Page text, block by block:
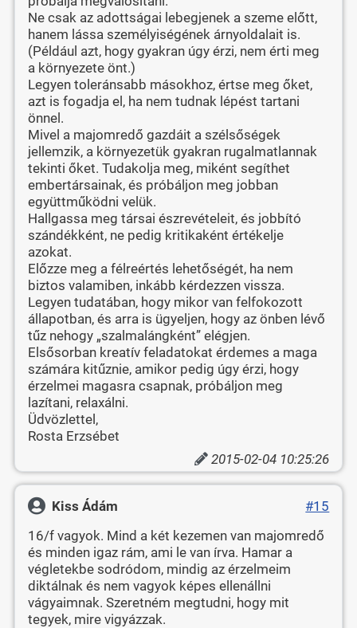
Ne csak az adottságai lebegjenek a szeme előtt,
hanem lássa személyiségének árnyoldalait is.
(Például azt, hogy gyakran úgy érzi, nem érti meg
a környezete önt.)
Legyen toleránsabb másokhoz, értse meg őket,
azt is fogadja el, ha nem tudnak lépést tartani
önnel.
Mivel a majomredő gazdáit a szélsőségek
jellemzik, a környezetük gyakran rugalmatlannak
tekinti őket. Tudakolja meg, miként segíthet
embertársainak, és próbáljon meg jobban
együttműködni velük.
Hallgassa meg társai észrevételeit, és jobbító
szándékként, ne pedig kritikaként értékelje
azokat.
Előzze meg a félreértés lehetőségét, ha nem
biztos valamiben, inkább kérdezzen vissza.
Legyen tudatában, hogy mikor van felfokozott
állapotban, és arra is ügyeljen, hogy az önben lévő
tűz nehogy „szalmalángként” elégjen.
Elsősorban kreatív feladatokat érdemes a maga
számára kitűznie, amikor pedig úgy érzi, hogy
érzelmei magasra csapnak, próbáljon meg
lazítani, relaxálni.
Üdvözlettel,
Rosta Erzsébet
2015-02-04 10:25:26
Kiss Ádám
#15
16/f vagyok. Mind a két kezemen van majomredő
és minden igaz rám, ami le van írva. Hamar a
végletekbe sodródom, mindig az érzelmeim
diktálnak és nem vagyok képes ellenállni
vágyaimnak. Szeretném megtudni, hogy mit
tegyek, mire vigyázzak.